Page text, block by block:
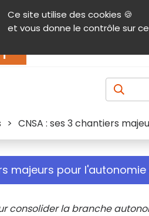
Ce site utilise des cookies 🍪
et vous donne le contrôle sur
Aide et accessibilité Menu
> CNSA : ses 3 chantiers
majeurs pour l'autonomie
consolider la branche